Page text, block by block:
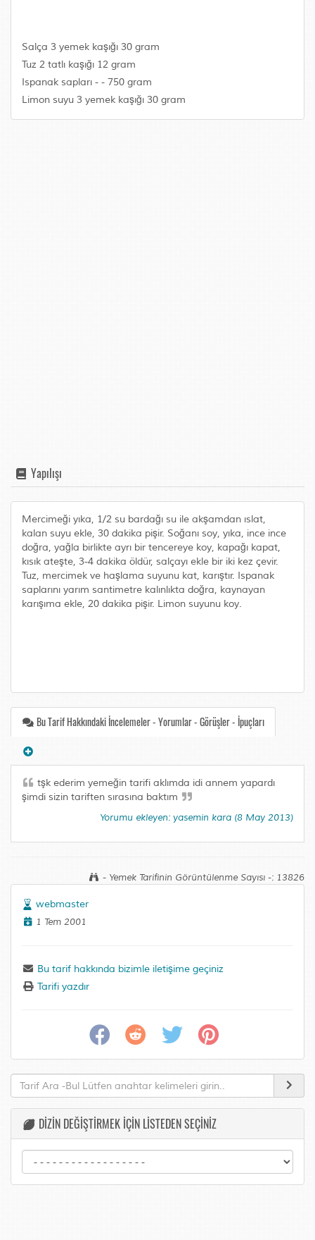
Salça 3 yemek kaşığı 30 gram
Tuz 2 tatlı kaşığı 12 gram
Ispanak sapları - - 750 gram
Limon suyu 3 yemek kaşığı 30 gram
Yapılışı
Mercimeği yıka, 1/2 su bardağı su ile akşamdan ıslat,
kalan suyu ekle, 30 dakika pişir. Soğanı soy, yıka, ince ince
doğra, yağla birlikte ayrı bir tencereye koy, kapağı kapat,
kısık ateşte, 3-4 dakika öldür, salçayı ekle bir iki kez çevir.
Tuz, mercimek ve haşlama suyunu kat, karıştır. Ispanak
saplarını yarım santimetre kalınlıkta doğra, kaynayan
karışıma ekle, 20 dakika pişir. Limon suyunu koy.
Bu Tarif Hakkındaki İncelemeler - Yorumlar - Görüşler - İpuçları
tşk ederim yemeğin tarifi aklımda idi annem yapardı
şimdi sizin tariften sırasına baktım
Yorumu ekleyen: yasemin kara (8 May 2013)
- Yemek Tarifinin Görüntülenme Sayısı -: 13826
webmaster
1 Tem 2001
Bu tarif hakkında bizimle iletişime geçiniz
Tarifi yazdır
DİZİN DEĞİŞTİRMEK İÇİN LİSTEDEN SEÇİNİZ